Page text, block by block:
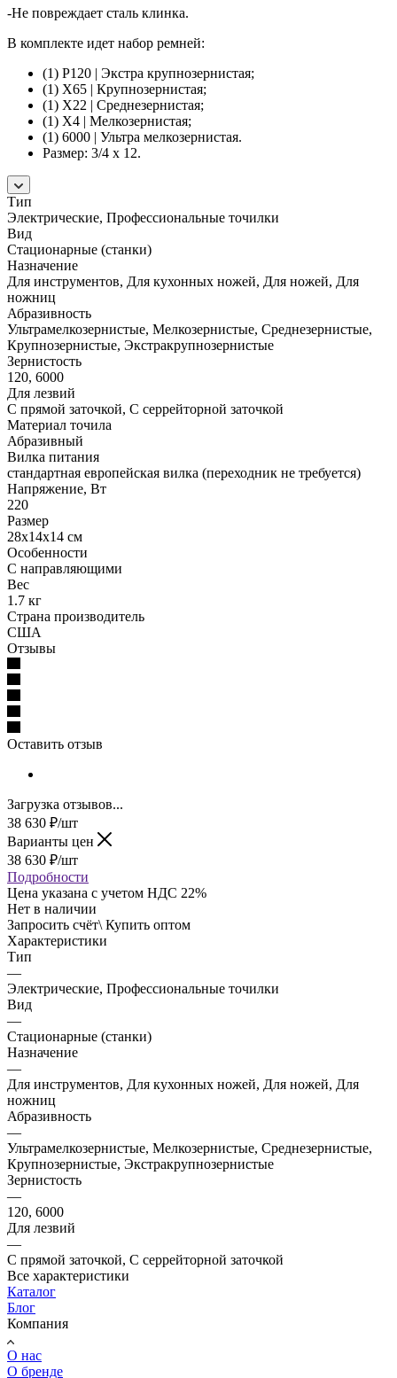
-Не повреждает сталь клинка.
В комплекте идет набор ремней:
(1) P120 | Экстра крупнозернистая;
(1) X65 | Крупнозернистая;
(1) X22 | Среднезернистая;
(1) X4 | Мелкозернистая;
(1) 6000 | Ультра мелкозернистая.
Размер: 3/4 x 12.
Тип
Электрические, Профессиональные точилки
Вид
Стационарные (станки)
Назначение
Для инструментов, Для кухонных ножей, Для ножей, Для
ножниц
Абразивность
Ультрамелкозернистые, Мелкозернистые, Среднезернистые,
Крупнозернистые, Экстракрупнозернистые
Зернистость
120, 6000
Для лезвий
С прямой заточкой, С серрейторной заточкой
Материал точила
Абразивный
Вилка питания
стандартная европейская вилка (переходник не требуется)
Напряжение, Вт
220
Размер
28х14х14 см
Особенности
С направляющими
Вес
1.7 кг
Страна производитель
США
Отзывы
Оставить отзыв
Загрузка отзывов...
38 630 ₽/шт
Варианты цен
38 630 ₽/шт
Подробности
Цена указана с учетом НДС 22%
Нет в наличии
Запросить счёт\ Купить оптом
Характеристики
Тип
—
Электрические, Профессиональные точилки
Вид
—
Стационарные (станки)
Назначение
—
Для инструментов, Для кухонных ножей, Для ножей, Для
ножниц
Абразивность
—
Ультрамелкозернистые, Мелкозернистые, Среднезернистые,
Крупнозернистые, Экстракрупнозернистые
Зернистость
—
120, 6000
Для лезвий
—
С прямой заточкой, С серрейторной заточкой
Все характеристики
Каталог
Блог
Компания
О нас
О бренде